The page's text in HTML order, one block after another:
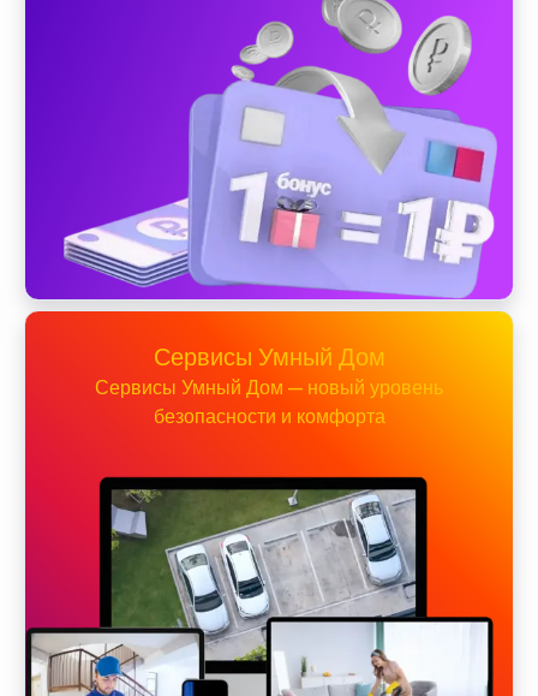
Сервисы Умный Дом
Сервисы Умный Дом — новый уровень
безопасности и комфорта